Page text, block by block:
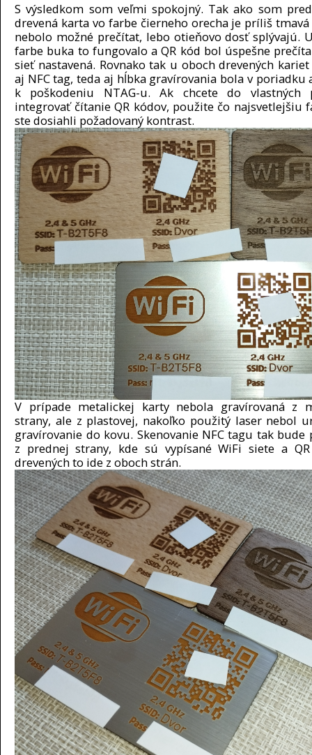
S výsledkom som veľmi spokojný. Tak ako som
drevená karta vo farbe čierneho orecha je príliš tmavá
nebolo možné prečítat, lebo otieňovo dosť splývajú.
farbe buka to fungovalo a QR kód bol úspešne
sieť nastavená. Rovnako tak u oboch drevených
aj NFC tag, teda aj hĺbka gravírovania bola v poriadku
k poškodeniu NTAG-u. Ak chcete do vlastných
integrovať čítanie QR kódov, použite čo najsvetlejšiu
ste dosiahli požadovaný kontrast.
V prípade metalickej karty nebola gravírovaná z
strany, ale z plastovej, nakoľko použitý laser nebol
gravírovanie do kovu. Skenovanie NFC tagu tak bude
z prednej strany, kde sú vypísané WiFi siete a
drevených to ide z oboch strán.